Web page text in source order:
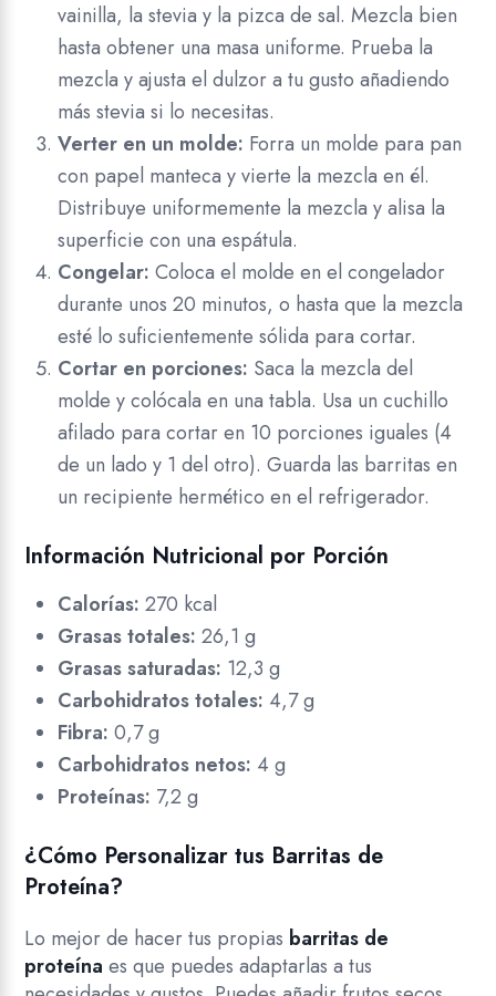
vainilla, la stevia y la pizca de sal. Mezcla bien
hasta obtener una masa uniforme. Prueba la
mezcla y ajusta el dulzor a tu gusto añadiendo
más stevia si lo necesitas.
Verter en un molde: Forra un molde para pan
con papel manteca y vierte la mezcla en él.
Distribuye uniformemente la mezcla y alisa la
superficie con una espátula.
Congelar: Coloca el molde en el congelador
durante unos 20 minutos, o hasta que la mezcla
esté lo suficientemente sólida para cortar.
Cortar en porciones: Saca la mezcla del
molde y colócala en una tabla. Usa un cuchillo
afilado para cortar en 10 porciones iguales (4
de un lado y 1 del otro). Guarda las barritas en
un recipiente hermético en el refrigerador.
Información Nutricional por Porción
Calorías: 270 kcal
Grasas totales: 26,1 g
Grasas saturadas: 12,3 g
Carbohidratos totales: 4,7 g
Fibra: 0,7 g
Carbohidratos netos: 4 g
Proteínas: 7,2 g
¿Cómo Personalizar tus Barritas de
Proteína?
Lo mejor de hacer tus propias barritas de
proteína es que puedes adaptarlas a tus